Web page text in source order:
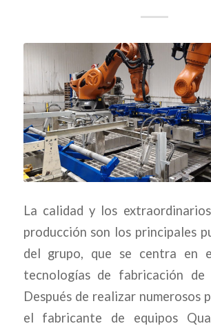
La calidad y los
producción son los principales
del grupo, que se centra en
tecnologías de fabricación de
Después de realizar numerosos
el fabricante de equipos